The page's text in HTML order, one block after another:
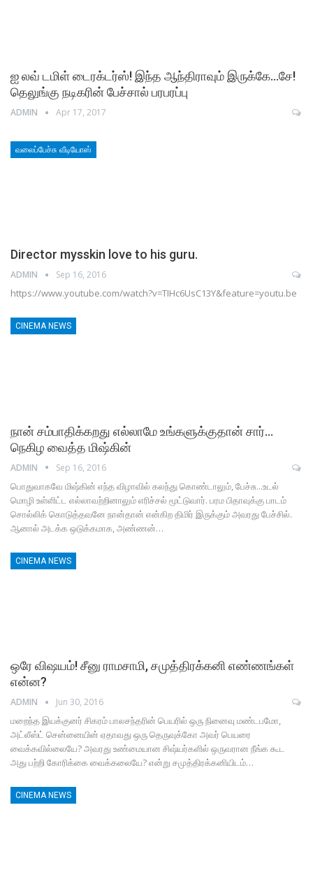
ஐ லவ் டமிள் டைரக்டர்ஸ்! இந்த ஆந்திராவும் இருக்கே…சே!
தெலுங்கு நடிகரின் பேச்சால் பரபரப்பு
ADMIN Apr 17, 2017
வலைப்பேச்சு வீடியோஸ்
Director mysskin love to his guru.
ADMIN Sep 16, 2016
https://www.youtube.com/watch?v=TIHc6UsC13Y&feature=youtu.be
CINEMA NEWS
நான் சம்பாதிக்கறது எல்லாமே உங்களுக்குதான் சார்…
நெகிழ வைத்த மிஷ்கின்
ADMIN Sep 16, 2016
பொதுவாகவே மிஷ்கின் எந்த விழாவில் கலந்து கொண்டாலும், பேச்சு...உடல்
மொழி உள்ளிட்ட எல்லாவற்றினாலும் எரிச்சல் மூட்டுவார். பரம பிதாவுக்கு பாடம்
சொல்லிக் கொடுத்தவனே நான்தான் என்கிற திமிர் இருக்கும் அவரது பேச்சில்.
ஆனால் அடக்க ஒடுக்கமாக, அண்ணன்…
CINEMA NEWS
ஒரே விஷயம்! சீனு ராமசாமி, சமுத்திரக்கனி எண்ணங்கள்
என்ன?
ADMIN Jun 30, 2016
மறைந்த இயக்குனர் சிகரம் பாலசந்தரின் பெயரில் ஒரு நினைவு மண்டபமோ,
அட்லீஸ்ட் சென்னையின் ஏதாவது ஒரு தெருவுக்கோ அவர் பெயரை
வைக்கவில்லையே? அவரது உண்மையான சிஷ்யர்களில் ஒருவரான நீங்க கூட
அது பற்றி கோரிக்கை வைக்கலையே? என்று சமுத்திரக்கனியிடம்…
CINEMA NEWS